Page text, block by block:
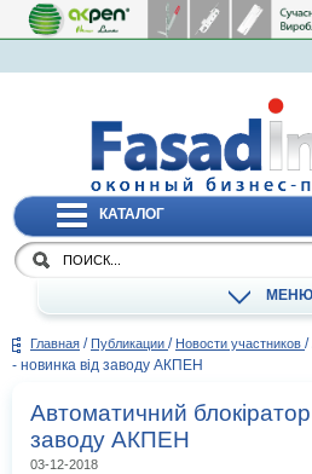
КАТАЛОГ
МЕНЮ
Главная / Публикации / Новости участников /
- новинка від заводу АКПЕН
Автоматичний блокіратор
заводу АКПЕН
03-12-2018